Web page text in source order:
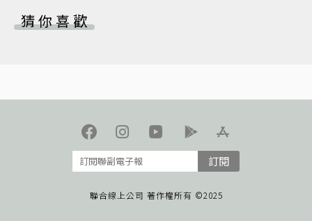
猜你喜歡
訂閱
聯合線上公司 著作權所有 ©2025